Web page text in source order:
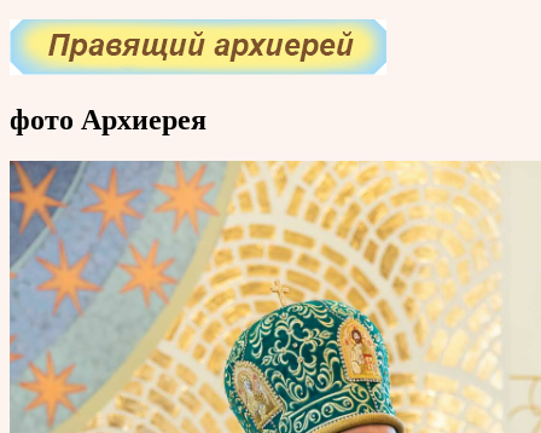
фото Архиерея